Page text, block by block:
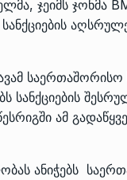
ჯეიმს ჯონმა
ამ
ანიჭებს
15